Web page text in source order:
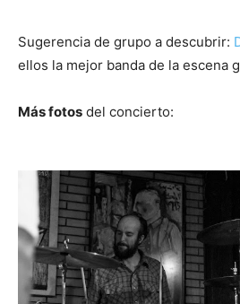
Sugerencia de grupo a descubrir:
ellos la mejor banda de la escena
Más fotos del concierto: